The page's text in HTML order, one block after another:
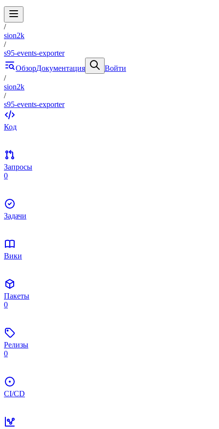
/
sion2k
/
s95-events-exporter
ОбзорДокументация
Войти
/
sion2k
/
s95-events-exporter
Код
Запросы
0
Задачи
Вики
Пакеты
0
Релизы
0
CI/CD